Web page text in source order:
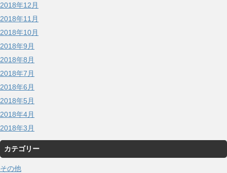
2018年12月
2018年11月
2018年10月
2018年9月
2018年8月
2018年7月
2018年6月
2018年5月
2018年4月
2018年3月
カテゴリー
その他